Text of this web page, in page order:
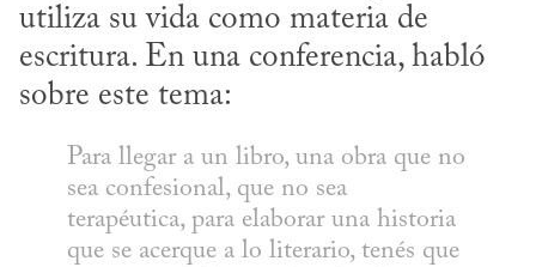
utiliza su vida como materia de
escritura. En una conferencia, habló
sobre este tema:
Para llegar a un libro, una obra que no
sea confesional, que no sea
terapéutica, para elaborar una historia
que se acerque a lo literario, tenés que